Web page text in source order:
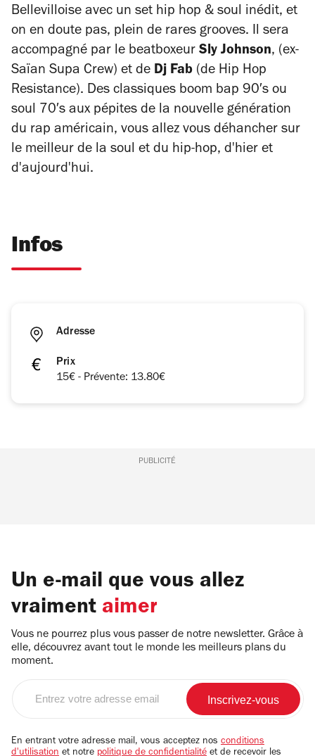
Bellevilloise avec un set hip hop & soul inédit, et
on en doute pas, plein de rares grooves. Il sera
accompagné par le beatboxeur Sly Johnson, (ex-
Saïan Supa Crew) et de Dj Fab (de Hip Hop
Resistance). Des classiques boom bap 90′s ou
soul 70′s aux pépites de la nouvelle génération
du rap américain, vous allez vous déhancher sur
le meilleur de la soul et du hip-hop, d'hier et
d'aujourd'hui.
Infos
Adresse
Prix
15€ - Prévente: 13.80€
PUBLICITÉ
Un e-mail que vous allez
vraiment aimer
Vous ne pourrez plus vous passer de notre newsletter. Grâce à
elle, découvrez avant tout le monde les meilleurs plans du
moment.
email
En entrant votre adresse mail, vous acceptez nos conditions
d'utilisation et notre politique de confidentialité et de recevoir les